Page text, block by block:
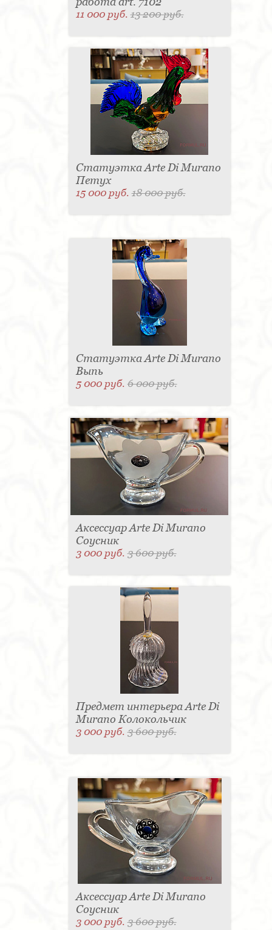
11 000 руб.13 200 руб.
Статуэтка Arte Di Murano
Петух
15 000 руб.18 000 руб.
Статуэтка Arte Di Murano
Выпь
5 000 руб.6 000 руб.
Аксессуар Arte Di Murano
Соусник
3 000 руб.3 600 руб.
Предмет интерьера Arte Di
Murano Колокольчик
3 000 руб.3 600 руб.
Аксессуар Arte Di Murano
Соусник
3 000 руб.3 600 руб.